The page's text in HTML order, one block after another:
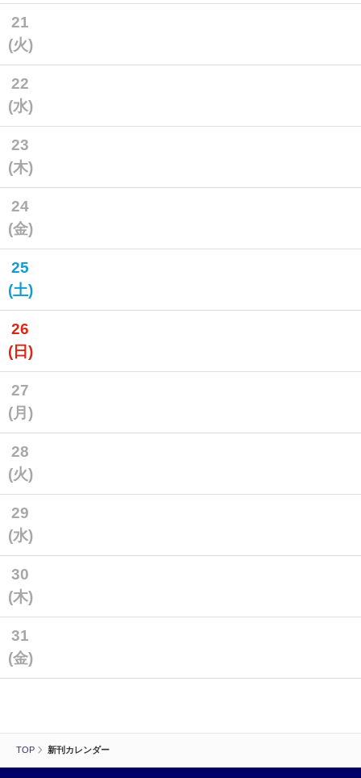
TOP 新刊カレンダー
21
(火)
22
(水)
23
(木)
24
(金)
25
(土)
26
(日)
27
(月)
28
(火)
29
(水)
30
(木)
31
(金)